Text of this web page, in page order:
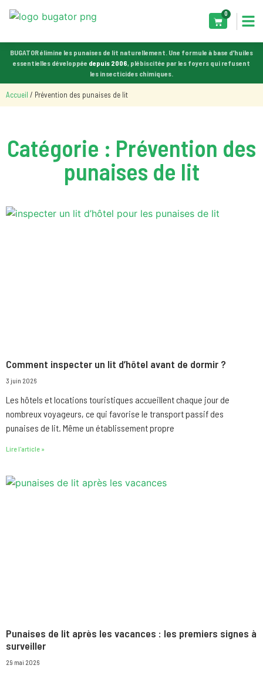
0
BUGATOR élimine les punaises de lit naturellement. Une formule à base d’huiles
essentielles développée depuis 2006, plébiscitée par les foyers qui refusent
les insecticides chimiques.
Accueil / Prévention des punaises de lit
Catégorie : Prévention des
punaises de lit
Comment inspecter un lit d’hôtel avant de dormir ?
3 juin 2026
Les hôtels et locations touristiques accueillent chaque jour de
nombreux voyageurs, ce qui favorise le transport passif des
punaises de lit. Même un établissement propre
Lire l'article »
Punaises de lit après les vacances : les premiers signes à
surveiller
29 mai 2026